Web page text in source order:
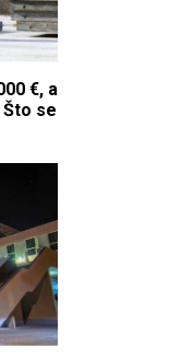
€, a
se